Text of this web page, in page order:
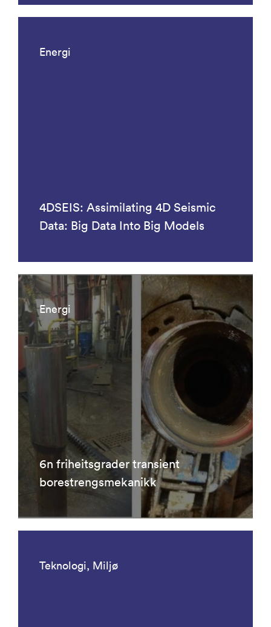
Energi
4DSEIS: Assimilating 4D Seismic
Data: Big Data Into Big Models
Energi
6n friheitsgrader transient
borestrengsmekanikk
Teknologi, Miljø